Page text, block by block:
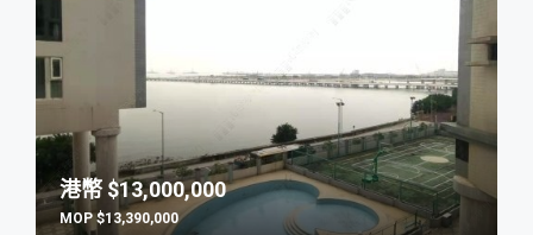
$13,000,000
$13,390,000